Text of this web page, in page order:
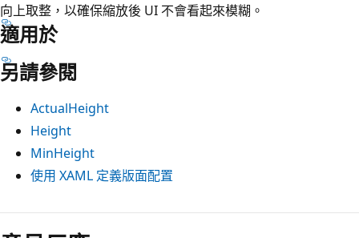
向上取整，以確保縮放後 UI 不會看起來模糊。
適用於
另請參閱
ActualHeight
Height
MinHeight
使用 XAML 定義版面配置
閱
讀